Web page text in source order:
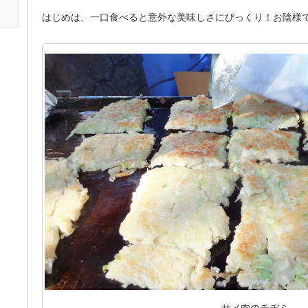
はじめは、一口食べると意外な美味しさにびっくり！お陰様